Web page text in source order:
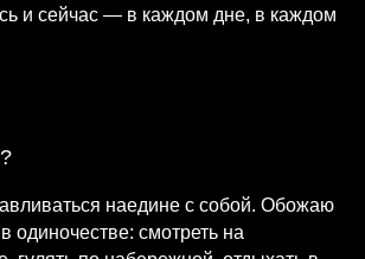
и сейчас — в каждом дне, в каждом
наедине с собой. Обожаю
одиночестве: смотреть на